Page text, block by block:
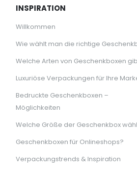
INSPIRATION
Willkommen
Wie wählt man die richtige
Welche Arten von Geschenkboxen
Luxuriöse Verpackungen für Ihre
Bedruckte Geschenkboxen –
Möglichkeiten
Welche Größe der Geschenkbox
Geschenkboxen für Onlineshops?
Verpackungstrends & Inspiration